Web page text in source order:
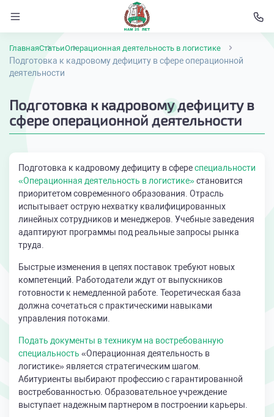
ГлавнаяСтатьиОперационная деятельность в логистике
Подготовка к кадровому дефициту в сфере операционной
деятельности
Подготовка к кадровому дефициту в
сфере операционной деятельности
Подготовка к кадровому дефициту в сфереспециальности
«Операционная деятельность в логистике»становится
приоритетом современного образования. Отрасль
испытывает острую нехватку квалифицированных
линейных сотрудников и менеджеров. Учебные заведения
адаптируют программы под реальные запросы рынка
труда.
Быстрые изменения в цепях поставок требуют новых
компетенций. Работодатели ждут от выпускников
готовности к немедленной работе. Теоретическая база
должна сочетаться с практическими навыками
управления потоками.
Подать документы в техникум на востребованную
специальность «Операционная деятельность в
логистике» является стратегическим шагом.
Абитуриенты выбирают профессию с гарантированной
востребованностью. Образовательное учреждение
выступает надежным партнером в построении карьеры.